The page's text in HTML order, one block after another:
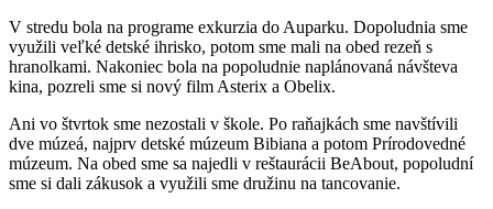
V stredu bola na programe exkurzia do Auparku. Dopoludnia sme
využili veľké detské ihrisko, potom sme mali na obed rezeň s
hranolkami. Nakoniec bola na popoludnie naplánovaná návšteva
kina, pozreli sme si nový film Asterix a Obelix.
Ani vo štvrtok sme nezostali v škole. Po raňajkách sme navštívili
dve múzeá, najprv detské múzeum Bibiana a potom Prírodovedné
múzeum. Na obed sme sa najedli v reštaurácii BeAbout, popoludní
sme si dali zákusok a využili sme družinu na tancovanie.